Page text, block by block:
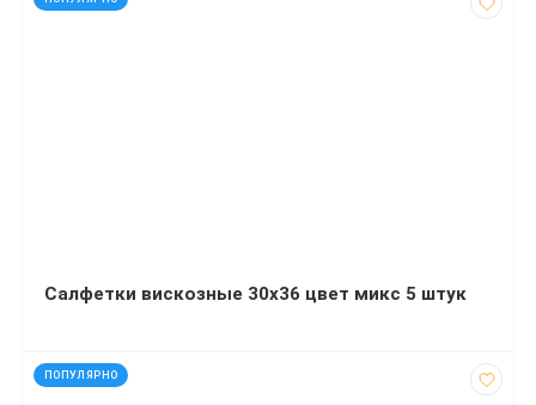
Салфетки вискозные 30х36 цвет микс 5 штук
ПОПУЛЯРНО
код: 32458